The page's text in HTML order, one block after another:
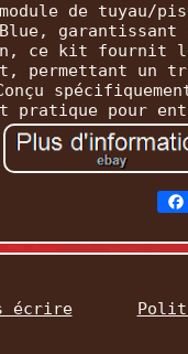
de tuyau/
garantissant
ce kit fournit
permettant un
pratique pour
écrire